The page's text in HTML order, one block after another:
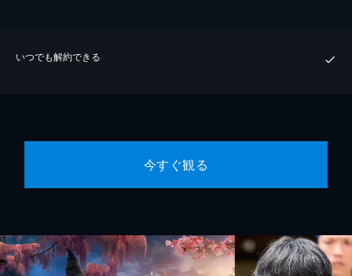
いつでも解約できる
今すぐ観る